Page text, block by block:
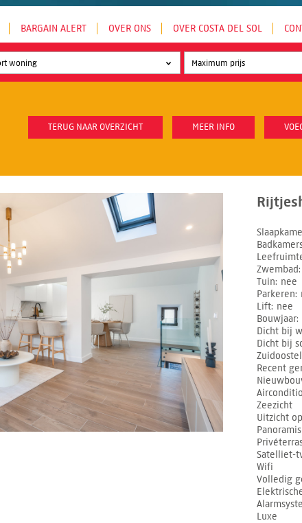
BARGAIN ALERT OVER ONS OVER COSTA DEL SOL
woning
TERUG NAAR OVERZICHT MEER INFO
Zwembad
Tuin nee
Parkeren
Lift nee
Bouwjaar
Dicht bij
Dicht bij
Recent
Zeezicht
Uitzicht
Satelliet-
Wifi
Volledig
Luxe